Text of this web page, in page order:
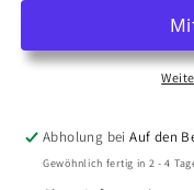
Abholung beiAuf den
Gewöhnlich fertig in 2 - 4